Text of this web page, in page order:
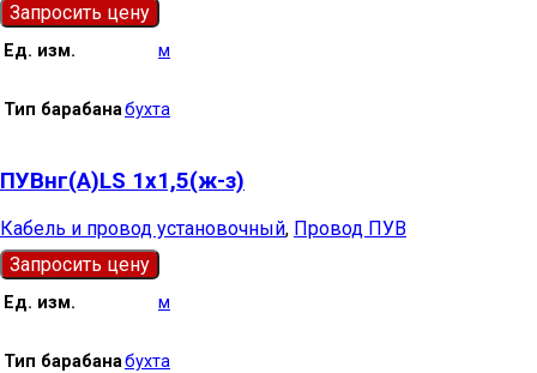
Запросить цену
Ед. изм. м
Тип барабанабухта
ПУВнг(А)LS 1х1,5(ж-з)
Кабель и провод установочный, Провод ПУВ
Запросить цену
Ед. изм. м
Тип барабанабухта